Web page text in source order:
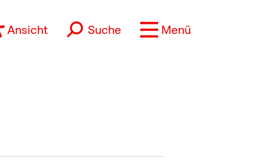
Ansicht Suche Menü